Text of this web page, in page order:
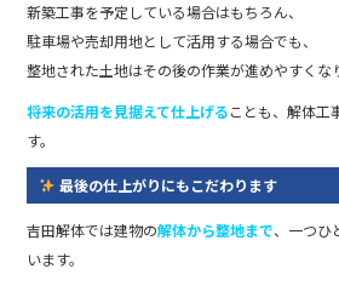
新築工事を予定している場合はもちろん、
駐車場や売却用地として活用する場合でも、
整地された土地はその後の作業が進めやすくな
将来の活用を見据えて仕上げることも、解体工
す。
最後の仕上がりにもこだわります
吉田解体では建物の解体から整地まで、一つひ
います。